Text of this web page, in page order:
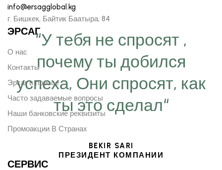
“У тебя не спросят ,
почему ты добился
успеха, Они спросят, как
ты это сделал“
BEKIR SARI
ПРЕЗИДЕНТ КОМПАНИИ
info@ersagglobal.kg
г. ​Бишкек, Байтик Баатыра, 84
ЭРСАГ
О нас
Контакты
Эрсаг в прессе
Часто задаваемые вопросы
Наши банковские реквизиты
Промоакции В Странах
СЕРВИС